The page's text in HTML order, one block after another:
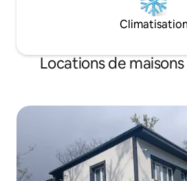
Locations de